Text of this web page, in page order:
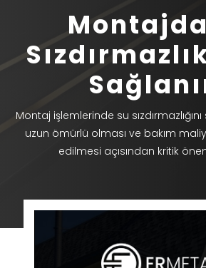
Montaj işlemlerinde su
uzun ömürlü olması ve bakım
edilmesi açısından kritik